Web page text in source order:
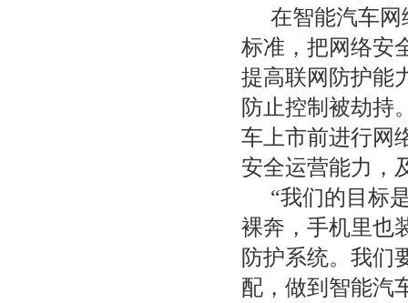
在智能汽车
标准，把网络安
提高联网防护能
防止控制被劫持
车上市前进行网
安全运营能力，
“我们的目标
裸奔，手机里也
防护系统。我们
配，做到智能汽